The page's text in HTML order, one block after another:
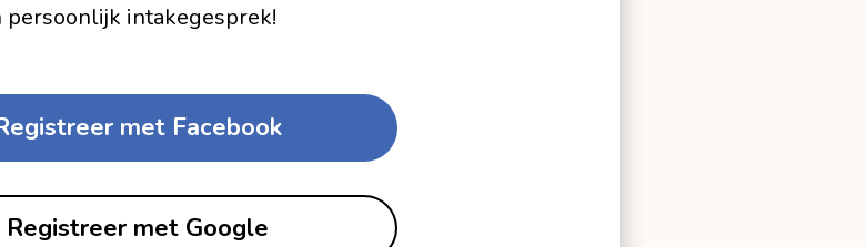
persoonlijk intakegesprek!
met Facebook
Registreer met Google